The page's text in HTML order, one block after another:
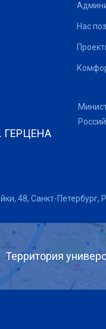
Нас
ГЕРЦЕНА
48, Санкт-Петербург,
Территория